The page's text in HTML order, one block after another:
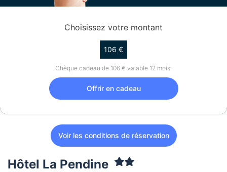
Choisissez votre montant
106 €
Chèque cadeau de 106 € valable 12 mois.
Offrir en cadeau
Voir les conditions de réservation
Hôtel La Pendine